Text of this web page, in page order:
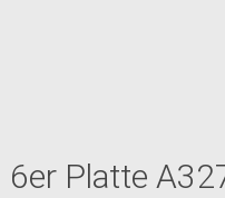
6er Platte